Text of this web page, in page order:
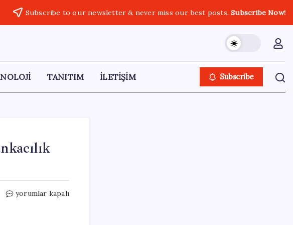
Subscribe to our newsletter & never miss our best posts.Subscribe Now!
TANITIM İLETİŞİM Subscribe
Dev
yorumlar kapalı